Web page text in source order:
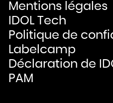
Mentions légales
IDOL Tech
Politique de
Labelcamp
Déclaration de
PAM